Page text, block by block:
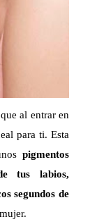
al entrar en
para ti. Esta
pigmentos
tus labios,
segundos de